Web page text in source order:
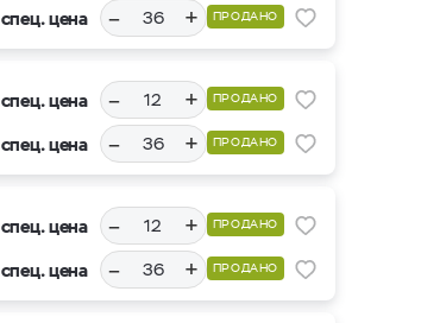
спец. цена – + ПРОДАНО
спец. цена – + ПРОДАНО
спец. цена – + ПРОДАНО
спец. цена – + ПРОДАНО
спец. цена – + ПРОДАНО